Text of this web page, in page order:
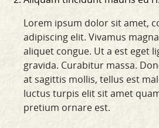
Lorem ipsum dolor sit amet,
adipiscing elit. Vivamus
aliquet congue. Ut a est eget
gravida. Curabitur massa.
at sagittis mollis, tellus est
luctus turpis elit sit amet
pretium ornare est.